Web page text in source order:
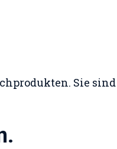
Sie